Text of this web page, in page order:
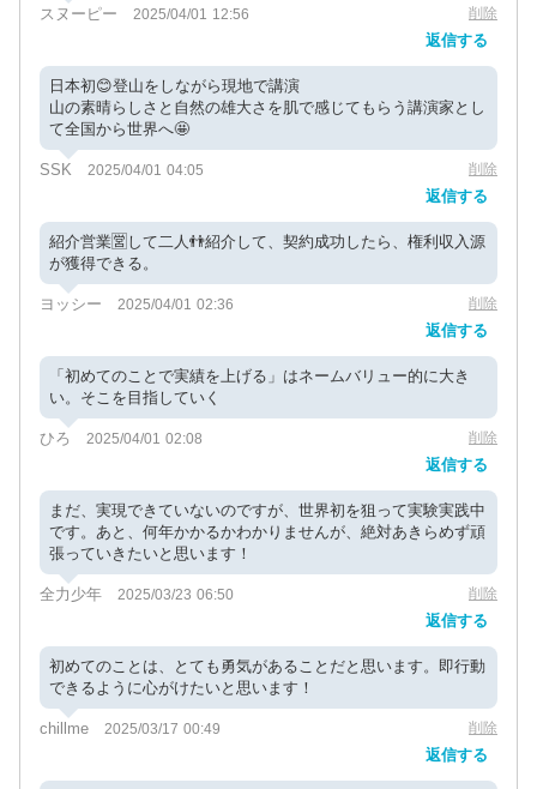
スヌーピー 2025/04/01 12:56 削除
返信する
日本初😊登山をしながら現地で講演
山の素晴らしさと自然の雄大さを肌で感じてもらう講演家とし
て全国から世界へ🤩
SSK 2025/04/01 04:05 削除
返信する
紹介営業🈺して二人👬紹介して、契約成功したら、権利収入源
が獲得できる。
ヨッシー 2025/04/01 02:36 削除
返信する
「初めてのことで実績を上げる」はネームバリュー的に大き
い。そこを目指していく
ひろ 2025/04/01 02:08 削除
返信する
まだ、実現できていないのですが、世界初を狙って実験実践中
です。あと、何年かかるかわかりませんが、絶対あきらめず頑
張っていきたいと思います！
全力少年 2025/03/23 06:50 削除
返信する
初めてのことは、とても勇気があることだと思います。即行動
できるように心がけたいと思います！
chillme 2025/03/17 00:49 削除
返信する